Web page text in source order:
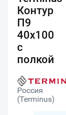
Контур
П9
40х100
с
полкой
Россия
(Terminus)